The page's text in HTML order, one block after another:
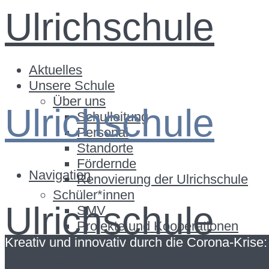
Ulrichschule
Aktuelles
Unsere Schule
Über uns
Schulleitung
Personal
Standorte
Fördernde
Renovierung der Ulrichschule
Schüler*innen
SMV
Projekte und Kooperationen
Eltern
Ulrichschule
Navigation
Ulrichschule
Kreativ und innovativ durch die Corona-